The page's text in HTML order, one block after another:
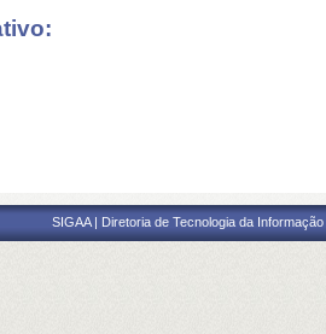
SIGAA | Diretoria de Tecnologia da